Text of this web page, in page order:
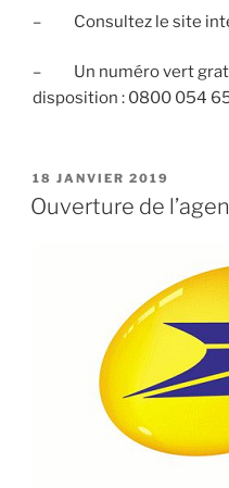
– Consultez le site
– Un numéro vert
disposition : 0800 054
PUBLIÉ
LE
18 JANVIER 2019
Ouverture de